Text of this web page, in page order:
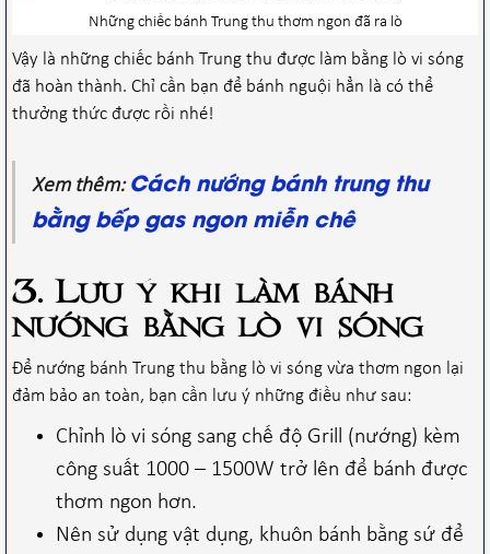
Những chiếc bánh Trung thu thơm ngon đã ra lò
Vậy là những chiếc bánh Trung thu được làm bằng lò vi sóng
đã hoàn thành. Chỉ cần bạn để bánh nguội hẳn là có thể
thưởng thức được rồi nhé!
Xem thêm: Cách nướng bánh trung thu
bằng bếp gas ngon miễn chê
3. Lưu ý khi làm bánh
nướng bằng lò vi sóng
Để nướng bánh Trung thu bằng lò vi sóng vừa thơm ngon lại
đảm bảo an toàn, bạn cần lưu ý những điều như sau:
Chỉnh lò vi sóng sang chế độ Grill (nướng) kèm
công suất 1000 – 1500W trở lên để bánh được
thơm ngon hơn.
Nên sử dụng vật dụng, khuôn bánh bằng sứ để